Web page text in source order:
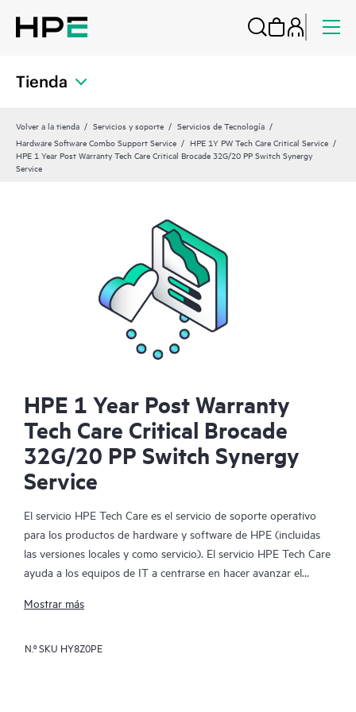
Tienda
Volver a la tienda Servicios y soporte
Servicios de Tecnología
Hardware Software Combo Support Service
HPE 1Y PW Tech Care Critical Service
HPE 1 Year Post Warranty Tech Care Critical Brocade 32G/20 PP Switch Synergy
Service
HPE 1 Year Post Warranty
Tech Care Critical Brocade
32G/20 PP Switch Synergy
Service
El servicio HPE Tech Care es el servicio de soporte operativo
para los productos de hardware y software de HPE (incluidas
las versiones locales y como servicio). El servicio HPE Tech Care
ayuda a los equipos de IT a centrarse en hacer avanzar el
las cosas, en lugar de tener que dedicarse tan solo a reaccionar
Mostrar más
N.º SKU HY8Z0PE